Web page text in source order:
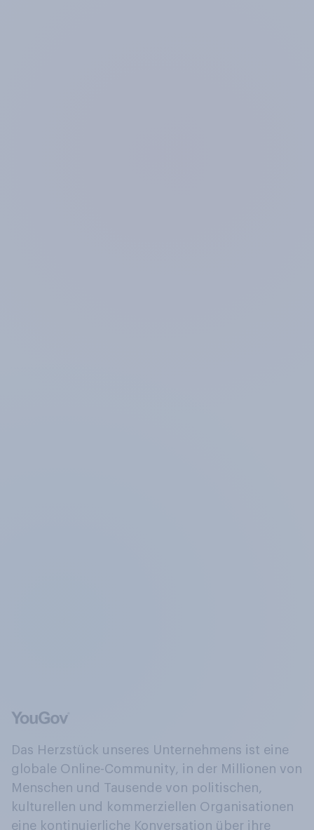
Das Herzstück unseres Unternehmens ist eine
globale Online-Community, in der Millionen von
Menschen und Tausende von politischen,
kulturellen und kommerziellen Organisationen
eine kontinuierliche Konversation über ihre